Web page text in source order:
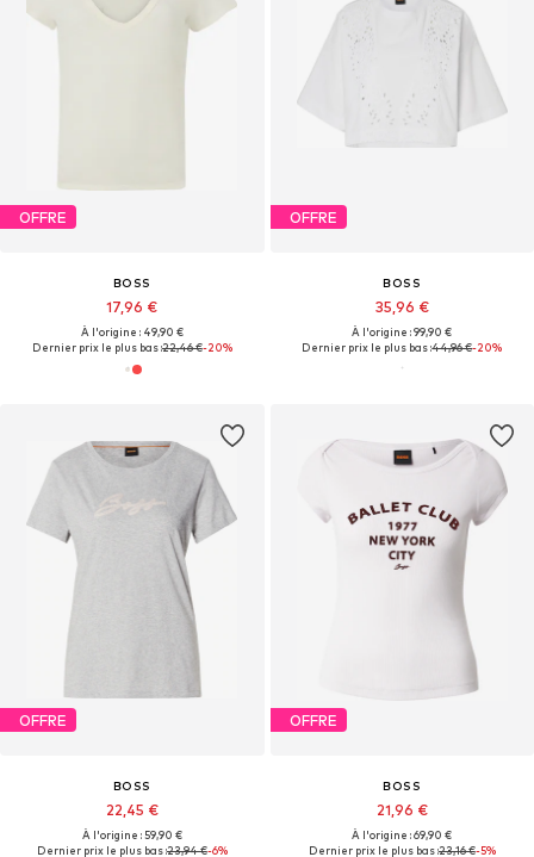
OFFRE
BOSS
17,96 €
À l'origine : 49,90 €
Dernier prix le plus bas :22,46 €-20%
OFFRE
BOSS
35,96 €
À l'origine : 99,90 €
Dernier prix le plus bas :44,96 €-20%
OFFRE
BOSS
22,45 €
À l'origine : 59,90 €
Dernier prix le plus bas :23,94 €-6%
OFFRE
BOSS
21,96 €
À l'origine : 69,90 €
Dernier prix le plus bas :23,16 €-5%